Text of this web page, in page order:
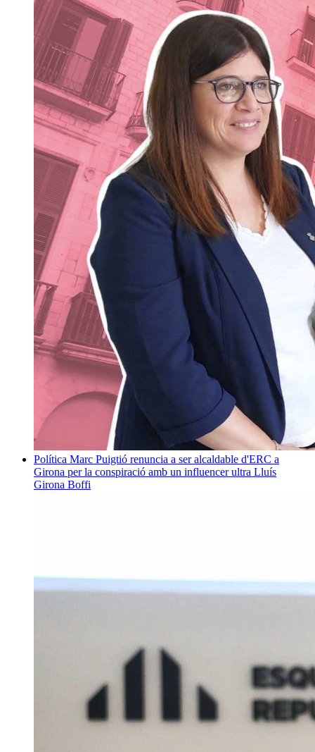
Política Marc Puigtió renuncia a ser alcaldable d'ERC a
Girona per la conspiració amb un influencer ultra Lluís
Girona Boffi